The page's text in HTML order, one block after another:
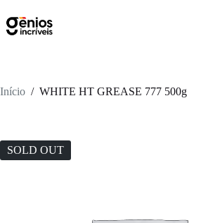
Início / WHITE HT GREASE 777 500g
SOLD OUT